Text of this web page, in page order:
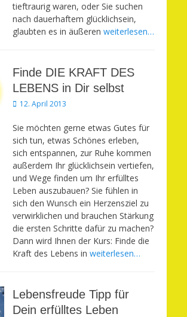
tieftraurig waren, oder Sie suchen
nach dauerhaftem glücklichsein,
glaubten es in äußeren weiterlesen…
Finde DIE KRAFT DES
LEBENS in Dir selbst
Veröffentlicht
12. April 2013
Sie möchten gerne etwas Gutes für
sich tun, etwas Schönes erleben,
sich entspannen, zur Ruhe kommen
außerdem Ihr glücklichsein vertiefen,
und Wege finden um Ihr erfülltes
Leben auszubauen? Sie fühlen in
sich den Wunsch ein Herzensziel zu
verwirklichen und brauchen Stärkung
die ersten Schritte dafür zu machen?
Dann wird Ihnen der Kurs: Finde die
Kraft des Lebens in weiterlesen…
Lebensfreude Tipp für
Dein erfülltes Leben